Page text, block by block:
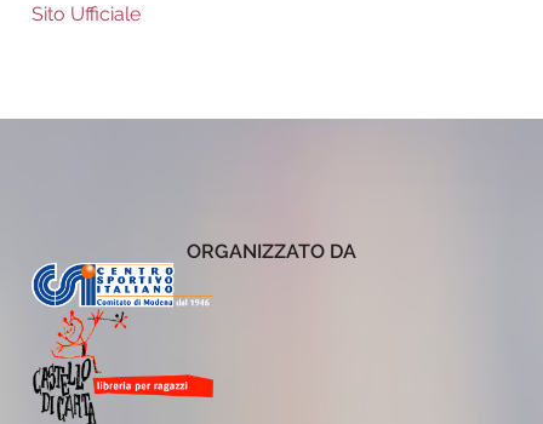
Sito Ufficiale
ORGANIZZATO DA